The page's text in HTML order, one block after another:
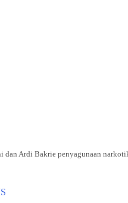
dan Ardi Bakrie penyagunaan